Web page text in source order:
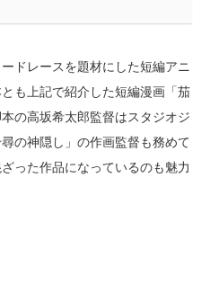
ドレースを題材にした短編アニ
も上記で紹介した短編漫画「茄
の高坂希太郎監督はスタジオジ
の神隠し」の作画監督も務めて
った作品になっているのも魅力